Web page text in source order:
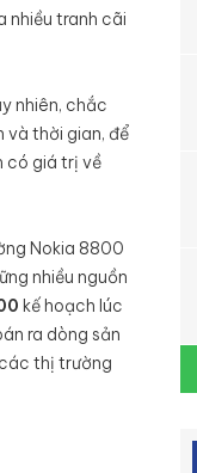
nhiều tranh cãi
nhiên, chắc
và thời gian, để
có giá trị về
Nokia 8800
nhiều nguồn
kế hoạch lúc
ra dòng sản
thị trường